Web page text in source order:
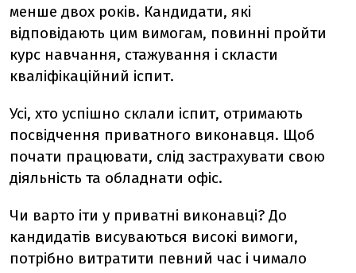
менше двох років. Кандидати, які
відповідають цим вимогам, повинні пройти
курс навчання, стажування і скласти
кваліфікаційний іспит.
Усі, хто успішно склали іспит, отримають
посвідчення приватного виконавця. Щоб
почати працювати, слід застрахувати свою
діяльність та обладнати офіс.
Чи варто іти у приватні виконавці? До
кандидатів висуваються високі вимоги,
потрібно витратити певний час і чимало